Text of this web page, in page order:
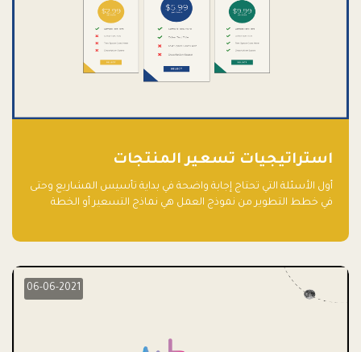
استراتيجيات تسعير المنتجات
أول الأسئلة التي تحتاج إجابة واضحة في بداية تأسيس المشاريع وحتى
في خطط التطوير من نموذج العمل هي نماذج التسعير أو الخطة
06-06-2021